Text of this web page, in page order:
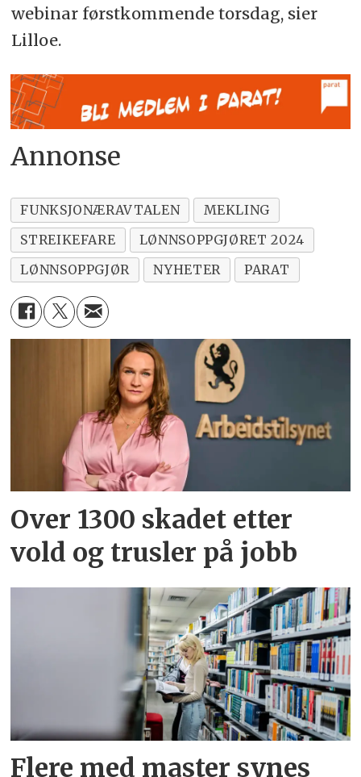
webinar førstkommende torsdag, sier
Lilloe.
Annonse
FUNKSJONÆRAVTALEN
MEKLING
STREIKEFARE
LØNNSOPPGJØRET 2024
LØNNSOPPGJØR
NYHETER PARAT
Over 1300 skadet etter
vold og trusler på jobb
Flere med master synes